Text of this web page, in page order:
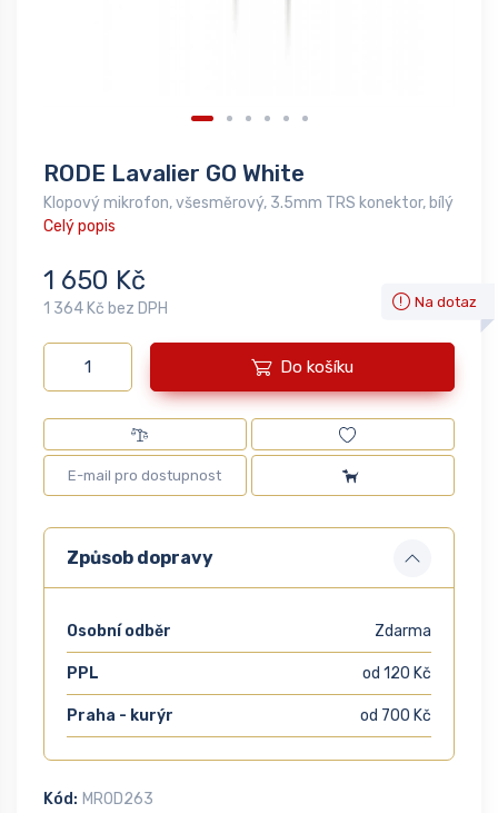
RODE Lavalier GO White
Klopový mikrofon, všesměrový, 3.5mm TRS konektor, bílý
Celý popis
1 650 Kč
1 364 Kč bez DPH Na dotaz
Do košíku
Způsob dopravy
Osobní odběr Zdarma
PPL od 120 Kč
Praha - kurýr od 700 Kč
Kód: MROD263